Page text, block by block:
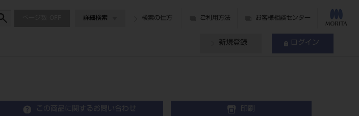
詳細検索 検索の仕方 ご利用方法 お客様相談センター
新規登録 ログイン
この商品に関するお問い合わせ 印刷